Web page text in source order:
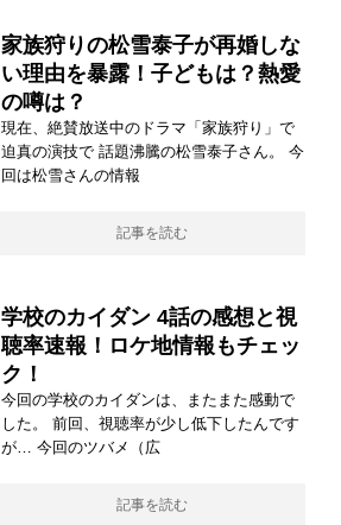
家族狩りの松雪泰子が再婚しな
い理由を暴露！子どもは？熱愛
の噂は？
現在、絶賛放送中のドラマ「家族狩り」で
迫真の演技で 話題沸騰の松雪泰子さん。 今
回は松雪さんの情報
記事を読む
学校のカイダン 4話の感想と視
聴率速報！ロケ地情報もチェッ
ク！
今回の学校のカイダンは、またまた感動で
した。 前回、視聴率が少し低下したんです
が… 今回のツバメ（広
記事を読む